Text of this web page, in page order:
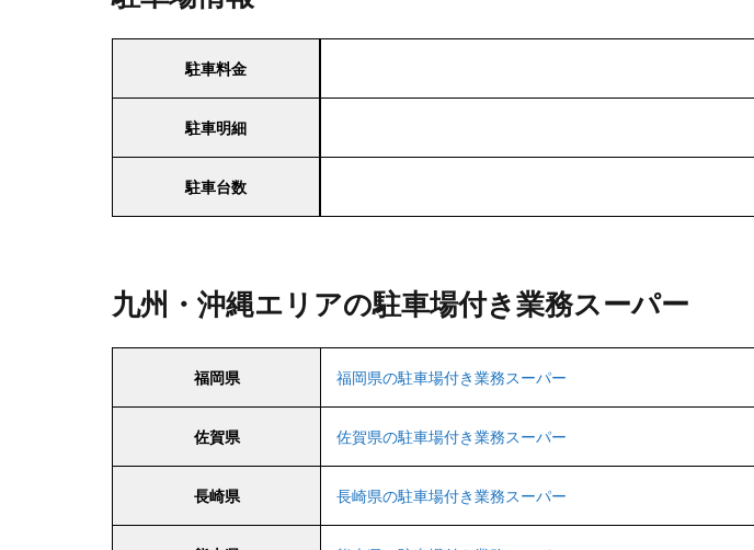
駐車料金
駐車明細
駐車台数
九州・沖縄エリアの駐車場付き業務スーパー
福岡県 福岡県の駐車場付き業務スーパー
佐賀県 佐賀県の駐車場付き業務スーパー
長崎県 長崎県の駐車場付き業務スーパー